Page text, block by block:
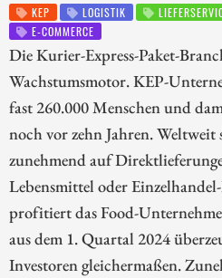
KEP LOGISTIK
E-COMMERCE
Die Kurier-Express-Paket-
Wachstumsmotor. KEP-
fast 260.000 Menschen und
noch vor zehn Jahren. Weltweit
zunehmend auf
Lebensmittel oder
profitiert das Food-
aus dem 1. Quartal 2024
Investoren gleichermaßen.